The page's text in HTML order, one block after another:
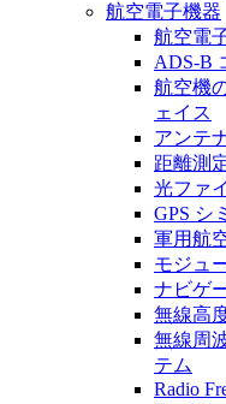
航空電子機器
航空電
ADS-B
航空機
ェイス
アンテ
距離測
光ファ
GPS シ
軍用航
モジュ
ナビゲ
無線高
無線周
テム
Radio